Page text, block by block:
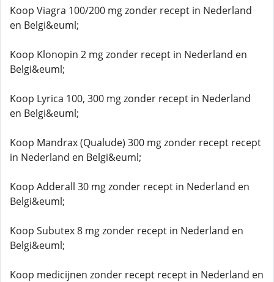
Koop Viagra 100/200 mg zonder recept in Nederland
en Belgi&euml;
Koop Klonopin 2 mg zonder recept in Nederland en
Belgi&euml;
Koop Lyrica 100, 300 mg zonder recept in Nederland
en Belgi&euml;
Koop Mandrax (Qualude) 300 mg zonder recept recept
in Nederland en Belgi&euml;
Koop Adderall 30 mg zonder recept in Nederland en
Belgi&euml;
Koop Subutex 8 mg zonder recept in Nederland en
Belgi&euml;
Koop medicijnen zonder recept recept in Nederland en